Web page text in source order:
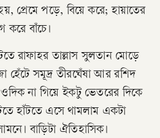
প্রেমে পড়ে, বিয়ে করে; হায়াতের
করে বাঁচে।
রাফাহর তাল্লাস সুলতান মোড়ে
হেঁটে সমূদ্র তীরঘেঁষা আর রশিদ
ওদিক না গিয়ে ইকটু ভেতরের দিকে
হাঁটতে এসে থামলাম একটা
বাড়িটা ঐতিহাসিক।